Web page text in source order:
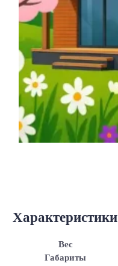
Характеристики
Вес
Габариты